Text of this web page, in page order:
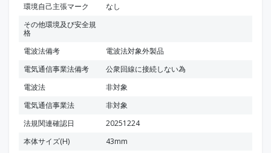
環境自己主張マーク
なし
その他環境及び安全規
格
電波法備考
電波法対象外製品
電気通信事業法備考
公衆回線に接続しない為
電波法
非対象
電気通信事業法
非対象
法規関連確認日
20251224
本体サイズ(H)
43mm